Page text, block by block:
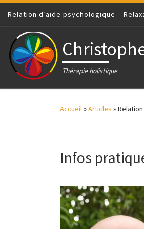
Passer au contenu
Relation d’aide psychologique
Thérapie holistique
Accueil»Articles »Relation
Infos